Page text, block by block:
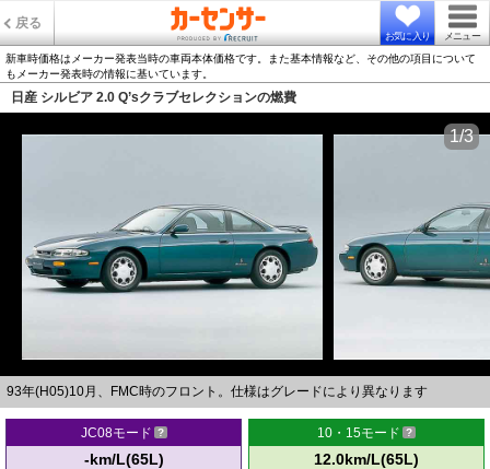
戻る
お気に入り メニュー
新車時価格はメーカー発表当時の車両本体価格です。また基本情報など、その他の項目について
もメーカー発表時の情報に基いています。
日産 シルビア 2.0 Q’sクラブセレクションの燃費
93年(H05)10月、FMC時のフロント。仕様はグレードにより異なります
1/3
JC08モード
-km/L(65L)
10・15モード
12.0km/L(65L)